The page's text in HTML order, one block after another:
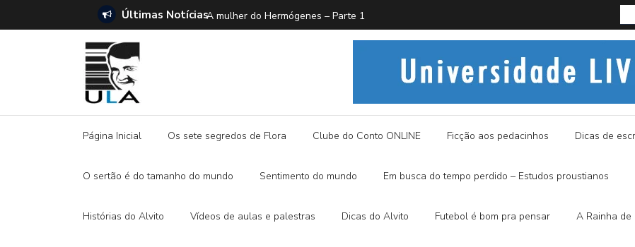
Últimas NotíciasSETE DICAS para ler PROUST
Página Inicial Os sete segredos de Flora Clube do Conto ONLINE Ficção aos pedacinhos Dicas de
O sertão é do tamanho do mundo Sentimento do mundo Em busca do tempo perdido – Estudos proustianos
Histórias do Alvito Vídeos de aulas e palestras Dicas do Alvito Futebol é bom pra pensar A Rainha de